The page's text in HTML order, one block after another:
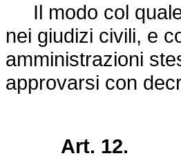
Il modo col quale
nei giudizi civili, e
amministrazioni
approvarsi con
Art. 12.